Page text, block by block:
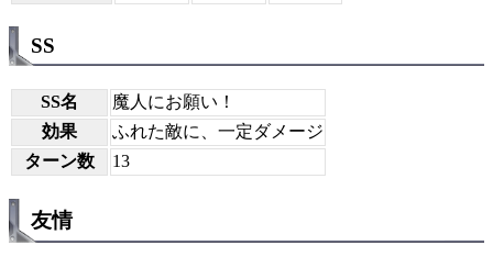
SS
SS名
魔人にお願い！
効果
ふれた敵に、一定ダメージ
ターン数
13
友情